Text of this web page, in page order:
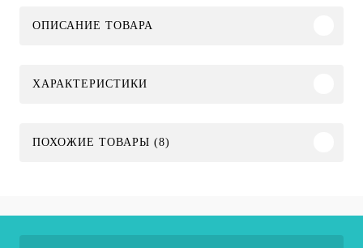
ОПИСАНИЕ ТОВАРА
ХАРАКТЕРИСТИКИ
ПОХОЖИЕ ТОВАРЫ (8)